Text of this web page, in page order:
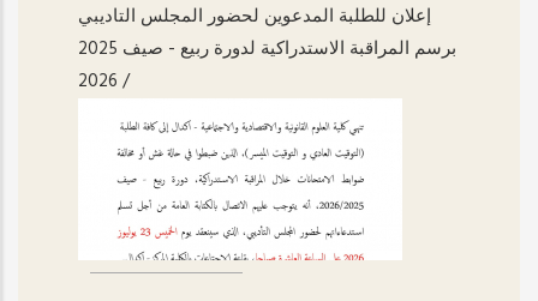
إعلان للطلبة المدعوين لحضور المجلس التاديبي
برسم المراقبة الاستدراكية لدورة ربيع - صيف 2025
/ 2026